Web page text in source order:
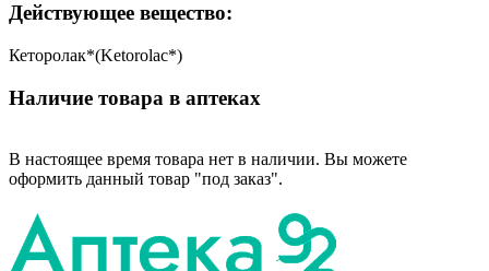
Действующее вещество:
Кеторолак*(Ketorolac*)
Наличие товара в аптеках
В настоящее время товара нет в наличии. Вы можете
оформить данный товар "под заказ".